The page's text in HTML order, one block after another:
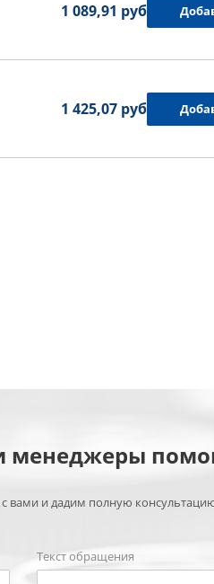
1 089,91 руб.
1 425,07 руб.
менеджеры
вами и дадим полную
Текст обращения